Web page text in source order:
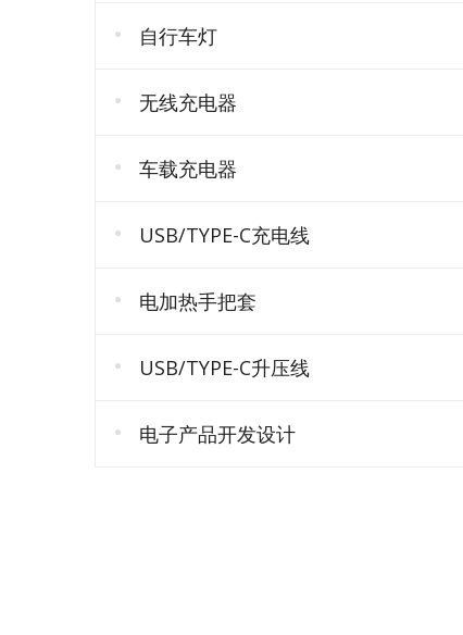
自行车灯
无线充电器
车载充电器
USB/TYPE-C充电线
电加热手把套
USB/TYPE-C升压线
电子产品开发设计